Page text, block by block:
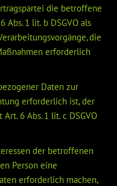
die betroffene
Abs. 1 lit. b DSGVO als
die
erforderlich
Daten zur
erforderlich ist, der
6 Abs. 1 lit. c DSGVO
der betroffenen
Person eine
erforderlich machen,